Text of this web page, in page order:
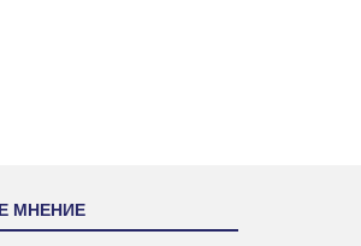
МНЕНИЕ